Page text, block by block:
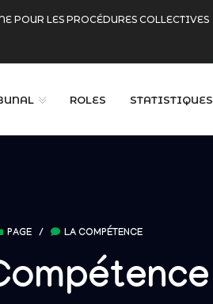
POUR LES PROCÉDURES COLLECTIVES
ROLES STATISTIQUES
PAGE / LA COMPÉTENCE